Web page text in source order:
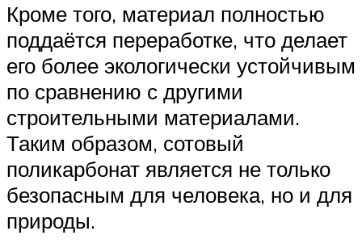
Кроме того, материал полностью
поддаётся переработке, что делает
его более экологически устойчивым
по сравнению с другими
строительными материалами.
Таким образом, сотовый
поликарбонат является не только
безопасным для человека, но и для
природы.